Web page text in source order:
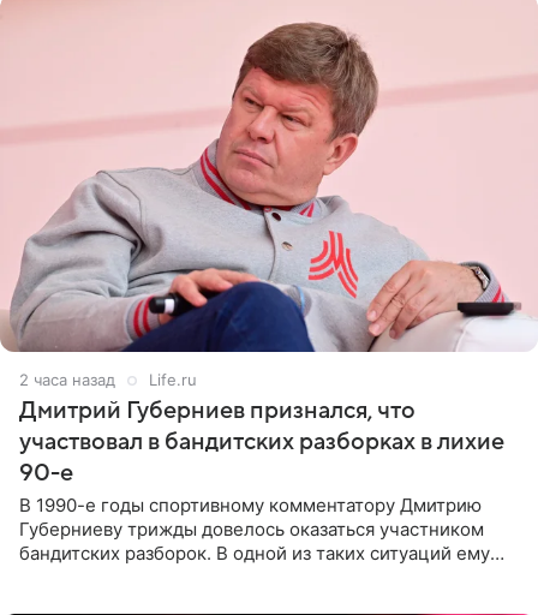
2 часа назад Life.ru
Дмитрий Губерниев признался, что
участвовал в бандитских разборках в лихие
90-е
В 1990-е годы спортивному комментатору Дмитрию
Губерниеву трижды довелось оказаться участником
бандитских разборок. В одной из таких ситуаций ему